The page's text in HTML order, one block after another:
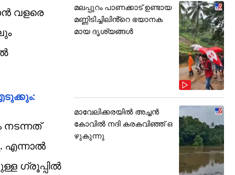
വളരെ
നടന്നത്
എന്നാല്‍
ഗ്രൂപ്പില്‍
മലപ്പുറം പാണക്കാട് ഉണ്ടായ
മണ്ണിടിച്ചിലിൻ്റെ ഭയാനക
മായ ദൃശ്യങ്ങൾ
മാവേലിക്കരയിൽ അച്ചൻ
കോവിൽ നദി കരകവിഞ്ഞ് ഒ
ഴുകുന്നു